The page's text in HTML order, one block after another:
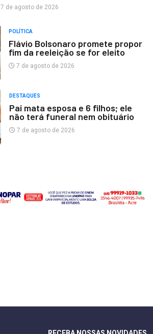
7 de agosto de 2026
POLÍTICA
Flávio Bolsonaro promete propor
fim da reeleição se for eleito
7 de agosto de 2026
DESTAQUES
Pai mata esposa e 6 filhos; ele
não terá funeral nem obituário
7 de agosto de 2026